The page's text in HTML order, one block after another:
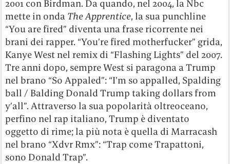
2001 con Birdman. Da quando, nel 2004, la Nbc
mette in onda The Apprentice, la sua punchline
“You are fired” diventa una frase ricorrente nei
brani dei rapper. “You’re fired motherfucker” grida,
Kanye West nel remix di “Flashing Lights” del 2007.
Tre anni dopo, sempre West si paragona a Trump
nel brano “So Appaled”: “I’m so appalled, Spalding
ball / Balding Donald Trump taking dollars from
y’all”. Attraverso la sua popolarità oltreoceano,
perfino nel rap italiano, Trump è diventato
oggetto di rime; la più nota è quella di Marracash
nel brano “Xdvr Rmx”: “Trap come Trapattoni,
sono Donald Trap”.